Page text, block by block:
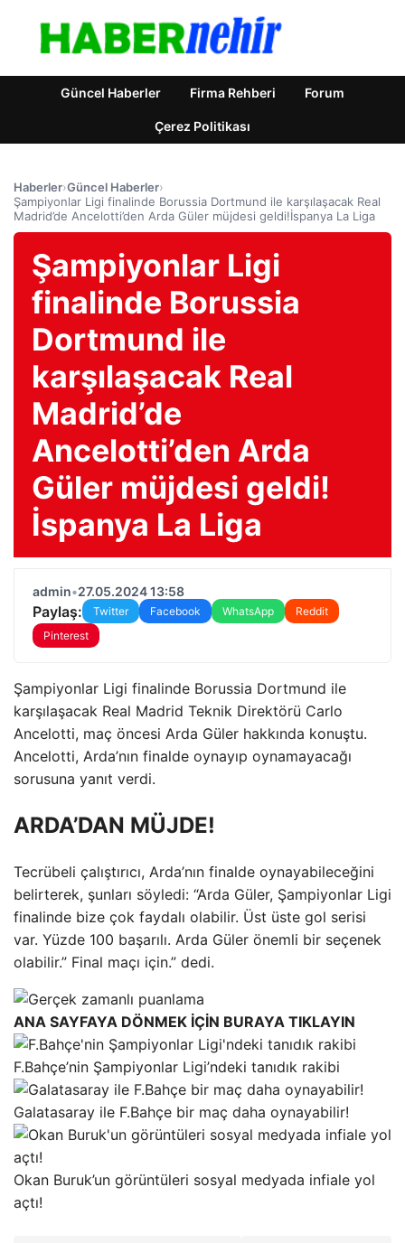
Güncel Haberler Firma Rehberi Forum
Çerez Politikası
Haberler›Güncel Haberler›
Şampiyonlar Ligi finalinde Borussia Dortmund ile karşılaşacak Real
Madrid’de Ancelotti’den Arda Güler müjdesi geldi!İspanya La Liga
Şampiyonlar Ligi
finalinde Borussia
Dortmund ile
karşılaşacak Real
Madrid’de
Ancelotti’den Arda
Güler müjdesi geldi!
İspanya La Liga
admin•27.05.2024 13:58
Paylaş: Twitter Facebook WhatsApp
Reddit
Pinterest
Şampiyonlar Ligi finalinde Borussia Dortmund ile
karşılaşacak Real Madrid Teknik Direktörü Carlo
Ancelotti, maç öncesi Arda Güler hakkında konuştu.
Ancelotti, Arda’nın finalde oynayıp oynamayacağı
sorusuna yanıt verdi.
ARDA’DAN MÜJDE!
Tecrübeli çalıştırıcı, Arda’nın finalde oynayabileceğini
belirterek, şunları söyledi: “Arda Güler, Şampiyonlar Ligi
finalinde bize çok faydalı olabilir. Üst üste gol serisi
var. Yüzde 100 başarılı. Arda Güler önemli bir seçenek
olabilir.” Final maçı için.” dedi.
ANA SAYFAYA DÖNMEK İÇİN BURAYA TIKLAYIN
F.Bahçe’nin Şampiyonlar Ligi’ndeki tanıdık rakibi
Galatasaray ile F.Bahçe bir maç daha oynayabilir!
Okan Buruk’un görüntüleri sosyal medyada infiale yol
açtı!